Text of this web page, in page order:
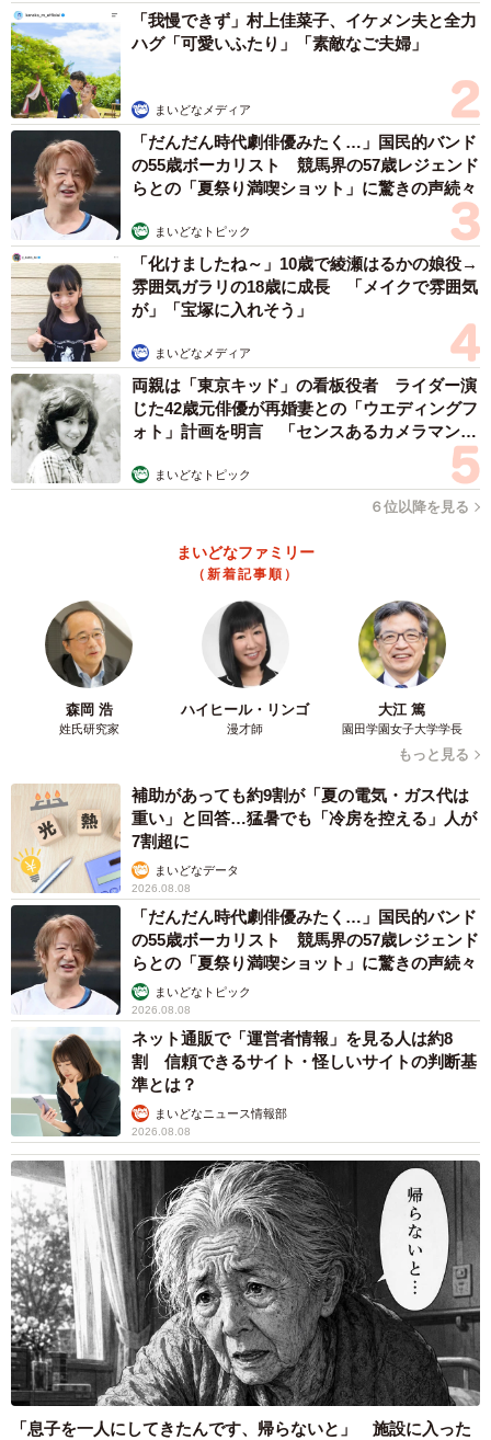
った。また、2025年の万博グッズ、1970年大阪万博のグッ
ズなども展示された。
4/10
シャンプーハットのてつじ氏によるプロジェクトの作品
5/10
1970年に開催された万博のグッズ
『ATC TEAM EXPO DAY』は、翌19日に「ビジネスデー」
として、内容を一新して2日連続で開催。講師として、大阪
パビリオン総合プロデューサーの森下竜一氏、大阪府・大
阪市万博推進局長の彌園友則氏を招いた、それぞれのビジ
ネスセミナーなどが実施予定となっている。
また、ATCでは万博開催2年前として、2023年4月13日から
16日にかけて4日間に渡る『ATC OSAKA MIRAI EXPO』も
開催が決定。担当者は「これからも『プレ万博』として、
カウントダウンの意味も込めてさまざまなイベントを開催
していければ」と展望を語った。
「我慢できず」村上佳菜子、イケメン夫と全力
ハグ「可愛いふたり」「素敵なご夫婦」
まいどなメディア
「だんだん時代劇俳優みたく…」国民的バンド
の55歳ボーカリスト 競馬界の57歳レジェンド
らとの「夏祭り満喫ショット」に驚きの声続々
まいどなトピック
「化けましたね～」10歳で綾瀬はるかの娘役→
雰囲気ガラリの18歳に成長 「メイクで雰囲気
が」「宝塚に入れそう」
まいどなメディア
両親は「東京キッド」の看板役者 ライダー演
じた42歳元俳優が再婚妻との「ウエディングフ
ォト」計画を明言 「センスあるカメラマン求
まいどなトピック
６位以降を見る
まいどなファミリー
（新着記事順）
森岡 浩
姓氏研究家
ハイヒール・リンゴ
漫才師
大江 篤
園田学園女子大学学長
もっと見る
補助があっても約9割が「夏の電気・ガス代は
重い」と回答…猛暑でも「冷房を控える」人が
7割超に
まいどなデータ
2026.08.08
「だんだん時代劇俳優みたく…」国民的バンド
の55歳ボーカリスト 競馬界の57歳レジェンド
らとの「夏祭り満喫ショット」に驚きの声続々
まいどなトピック
2026.08.08
ネット通販で「運営者情報」を見る人は約8
割 信頼できるサイト・怪しいサイトの判断基
準とは？
まいどなニュース情報部
2026.08.08
「息子を一人にしてきたんです、帰らないと」 施設に入った